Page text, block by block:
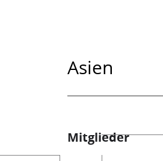
Asien
Mitglieder